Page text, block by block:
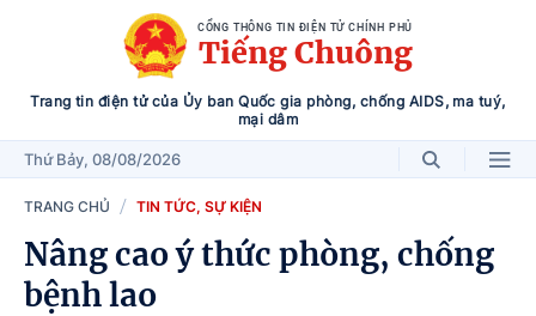
CỔNG THÔNG TIN ĐIỆN TỬ CHÍNH PHỦ
Tiếng Chuông
Trang tin điện tử của Ủy ban Quốc gia phòng, chống AIDS, ma tuý,
mại dâm
Thứ Bảy, 08/08/2026
TRANG CHỦ TIN TỨC, SỰ KIỆN
Nâng cao ý thức phòng, chống
bệnh lao